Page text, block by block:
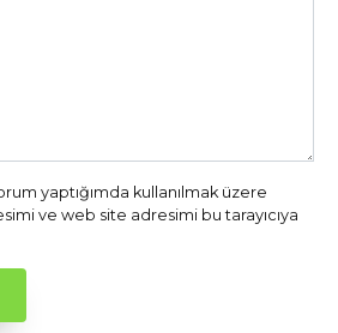
yaptığımda kullanılmak üzere
ve web site adresimi bu tarayıcıya